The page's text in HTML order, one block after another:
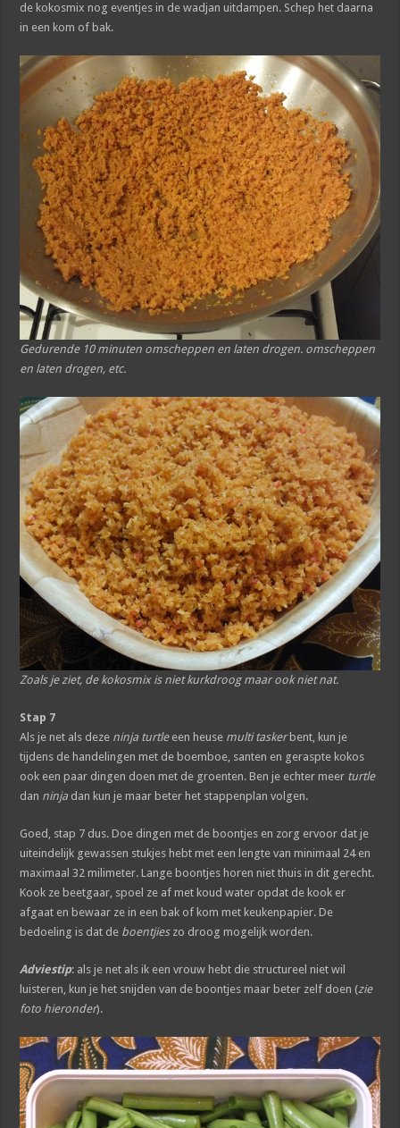
de kokosmix nog eventjes in de wadjan uitdampen. Schep het daarna
in een kom of bak.
Gedurende 10 minuten omscheppen en laten drogen. omscheppen
en laten drogen, etc.
Zoals je ziet, de kokosmix is niet kurkdroog maar ook niet nat.
Stap 7
Als je net als deze ninja turtleeen heuse multi taskerbent, kun je
tijdens de handelingen met de boemboe, santen en geraspte kokos
ook een paar dingen doen met de groenten. Ben je echter meer turtle
dan ninja dan kun je maar beter het stappenplan volgen.
Goed, stap 7 dus. Doe dingen met de boontjes en zorg ervoor dat je
uiteindelijk gewassen stukjes hebt met een lengte van minimaal 24 en
maximaal 32 milimeter. Lange boontjes horen niet thuis in dit gerecht.
Kook ze beetgaar, spoel ze af met koud water opdat de kook er
afgaat en bewaar ze in een bak of kom met keukenpapier. De
bedoeling is dat de boentjieszo droog mogelijk worden.
Adviestip: als je net als ik een vrouw hebt die structureel niet wil
luisteren, kun je het snijden van de boontjes maar beter zelf doen (zie
foto hieronder).